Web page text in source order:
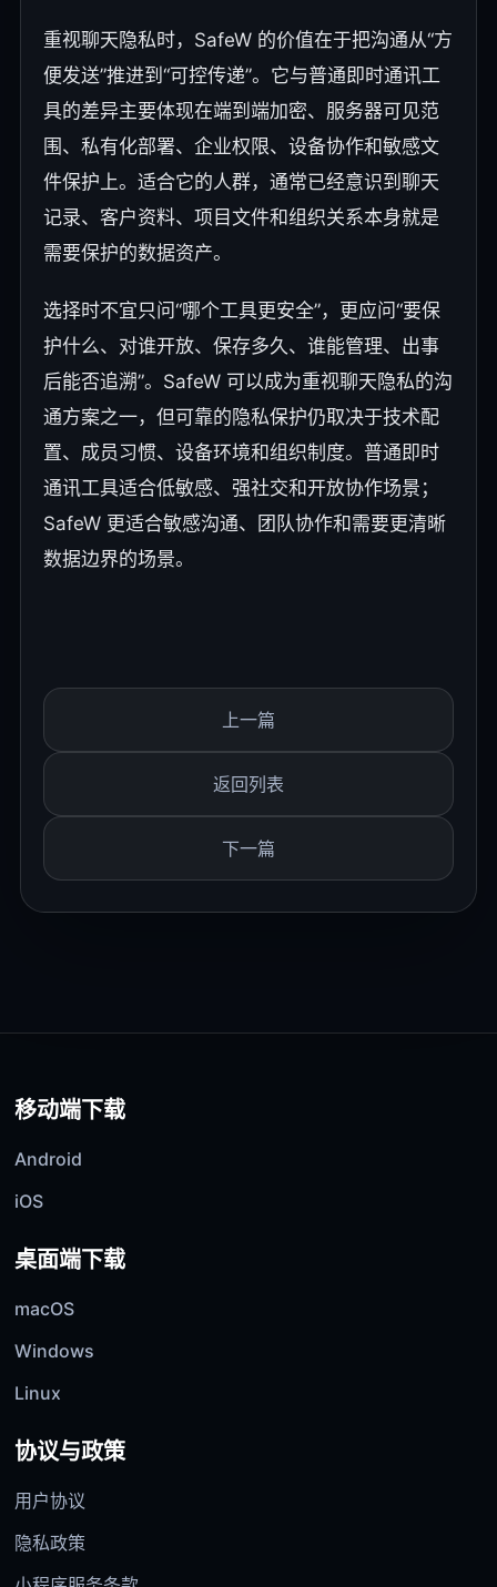
重视聊天隐私时，SafeW 的价值在于把沟通从“方
便发送”推进到“可控传递”。它与普通即时通讯工
具的差异主要体现在端到端加密、服务器可见范
围、私有化部署、企业权限、设备协作和敏感文
件保护上。适合它的人群，通常已经意识到聊天
记录、客户资料、项目文件和组织关系本身就是
需要保护的数据资产。
选择时不宜只问“哪个工具更安全”，更应问“要保
护什么、对谁开放、保存多久、谁能管理、出事
后能否追溯”。SafeW 可以成为重视聊天隐私的沟
通方案之一，但可靠的隐私保护仍取决于技术配
置、成员习惯、设备环境和组织制度。普通即时
通讯工具适合低敏感、强社交和开放协作场景；
SafeW 更适合敏感沟通、团队协作和需要更清晰
数据边界的场景。
上一篇
返回列表
下一篇
移动端下载
Android
iOS
桌面端下载
macOS
Windows
Linux
协议与政策
用户协议
隐私政策